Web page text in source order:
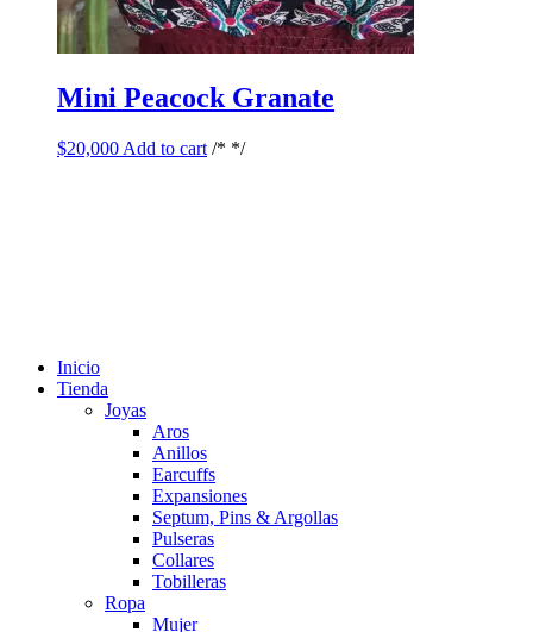
Mini Peacock Granate
$20,000 Add to cart /* */
Inicio
Tienda
Joyas
Aros
Anillos
Earcuffs
Expansiones
Septum, Pins & Argollas
Pulseras
Collares
Tobilleras
Ropa
Mujer